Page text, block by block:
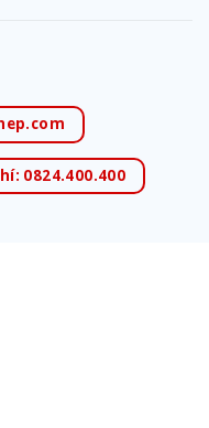
0824.400.400